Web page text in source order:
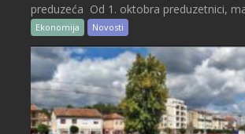
preduzeća Od 1. oktobra preduzetnici,
Ekonomija Novosti